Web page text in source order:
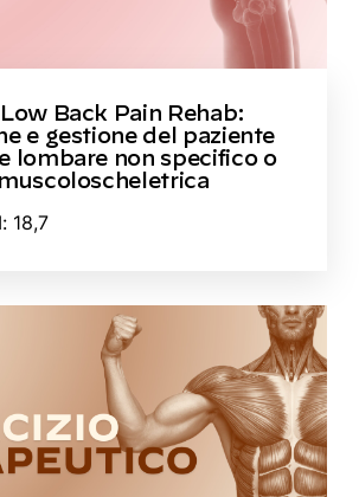
Back Pain Rehab:
e gestione del paziente
lombare non specifico o
18,7